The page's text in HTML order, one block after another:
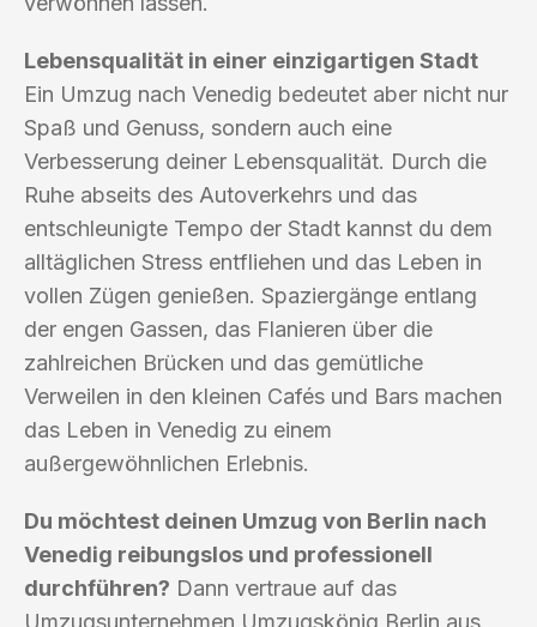
Lebensqualität in einer einzigartigen Stadt
Ein Umzug nach Venedig bedeutet aber nicht nur
Spaß und Genuss, sondern auch eine
Verbesserung deiner Lebensqualität. Durch die
Ruhe abseits des Autoverkehrs und das
entschleunigte Tempo der Stadt kannst du dem
alltäglichen Stress entfliehen und das Leben in
vollen Zügen genießen. Spaziergänge entlang
der engen Gassen, das Flanieren über die
zahlreichen Brücken und das gemütliche
Verweilen in den kleinen Cafés und Bars machen
das Leben in Venedig zu einem
außergewöhnlichen Erlebnis.
Du möchtest deinen Umzug von Berlin nach
Venedig reibungslos und professionell
durchführen? Dann vertraue auf das
Umzugsunternehmen Umzugskönig Berlin aus